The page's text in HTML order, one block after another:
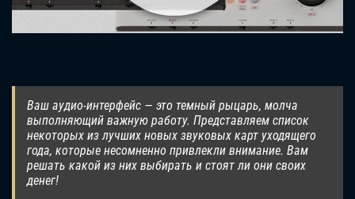
Ваш аудио-интерфейс — это темный рыцарь, молча
выполняющий важную работу. Представляем список
некоторых из лучших новых звуковых карт уходящего
года, которые несомненно привлекли внимание. Вам
решать какой из них выбирать и стоят ли они своих
денег!